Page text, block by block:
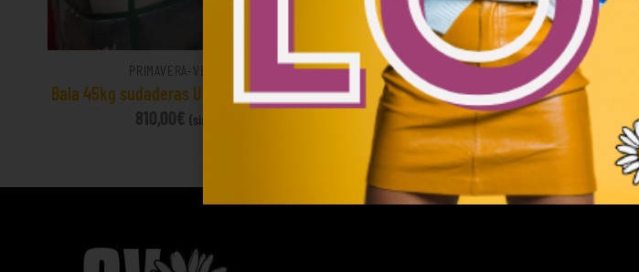
PRIMAVERA-VERANO
Bala 45kg sudaderas USA Sports 18€/kg
810,00€ (sin IVA)
KILOS
Mix de sudaderas, chaquetas y abrigos
de deporte MARCA 15€/Kg
75,00€–300,00€ (sin IVA)